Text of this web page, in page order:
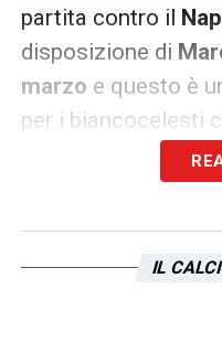
partita contro il
disposizione di
marzo e questo è
per i biancocelesti
Milan,
La IL